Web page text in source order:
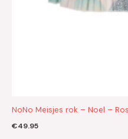
NoNo Meisjes rok – Noel –
€49.95